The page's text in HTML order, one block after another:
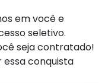
em você e
seletivo.
seja contratado!
conquista